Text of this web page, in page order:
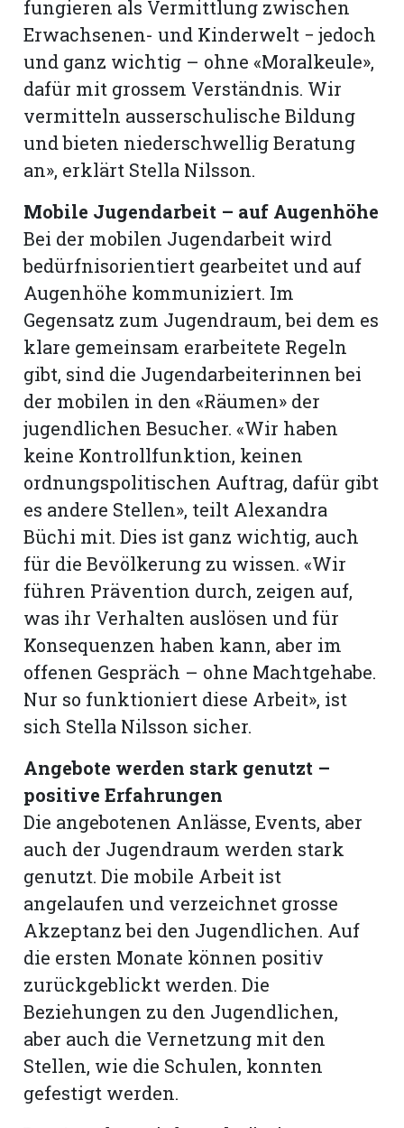
fungieren als Vermittlung zwischen
Erwachsenen- und Kinderwelt − jedoch
und ganz wichtig – ohne «Moralkeule»,
dafür mit grossem Verständnis. Wir
vermitteln ausserschulische Bildung
und bieten niederschwellig Beratung
an», erklärt Stella Nilsson.
Mobile Jugendarbeit – auf Augenhöhe
Bei der mobilen Jugendarbeit wird
bedürfnisorientiert gearbeitet und auf
Augenhöhe kommuniziert. Im
Gegensatz zum Jugendraum, bei dem es
klare gemeinsam erarbeitete Regeln
gibt, sind die Jugendarbeiterinnen bei
der mobilen in den «Räumen» der
jugendlichen Besucher. «Wir haben
keine Kontrollfunktion, keinen
ordnungspolitischen Auftrag, dafür gibt
es andere Stellen», teilt Alexandra
Büchi mit. Dies ist ganz wichtig, auch
für die Bevölkerung zu wissen. «Wir
führen Prävention durch, zeigen auf,
was ihr Verhalten auslösen und für
Konsequenzen haben kann, aber im
offenen Gespräch – ohne Machtgehabe.
Nur so funktioniert diese Arbeit», ist
sich Stella Nilsson sicher.
Angebote werden stark genutzt –
positive Erfahrungen
Die angebotenen Anlässe, Events, aber
auch der Jugendraum werden stark
genutzt. Die mobile Arbeit ist
angelaufen und verzeichnet grosse
Akzeptanz bei den Jugendlichen. Auf
die ersten Monate können positiv
zurückgeblickt werden. Die
Beziehungen zu den Jugendlichen,
aber auch die Vernetzung mit den
Stellen, wie die Schulen, konnten
gefestigt werden.